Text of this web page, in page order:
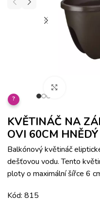
?
KVĚTINÁČ NA
OVI 60CM HNĚDÝ
Balkónový květináč
dešťovou vodu. Tento
ploty o maximální šířce 6
Kód: 815